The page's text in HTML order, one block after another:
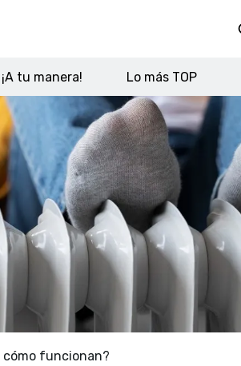
¡A tu manera! Lo más TOP
cómo funcionan?